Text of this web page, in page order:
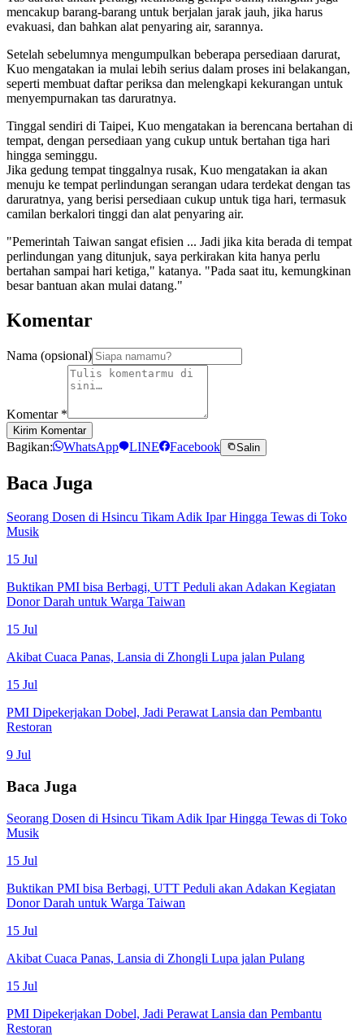
mencakup barang-barang untuk berjalan jarak jauh, jika harus
evakuasi, dan bahkan alat penyaring air, sarannya.
Setelah sebelumnya mengumpulkan beberapa persediaan darurat,
Kuo mengatakan ia mulai lebih serius dalam proses ini belakangan,
seperti membuat daftar periksa dan melengkapi kekurangan untuk
menyempurnakan tas daruratnya.
Tinggal sendiri di Taipei, Kuo mengatakan ia berencana bertahan di
tempat, dengan persediaan yang cukup untuk bertahan tiga hari
hingga seminggu.
Jika gedung tempat tinggalnya rusak, Kuo mengatakan ia akan
menuju ke tempat perlindungan serangan udara terdekat dengan tas
daruratnya, yang berisi persediaan cukup untuk tiga hari, termasuk
camilan berkalori tinggi dan alat penyaring air.
"Pemerintah Taiwan sangat efisien ... Jadi jika kita berada di tempat
perlindungan yang ditunjuk, saya perkirakan kita hanya perlu
bertahan sampai hari ketiga," katanya. "Pada saat itu, kemungkinan
besar bantuan akan mulai datang."
Komentar
Nama (opsional)
Komentar *
Kirim Komentar
Bagikan: WhatsApp LINE Facebook Salin
Baca Juga
Seorang Dosen di Hsincu Tikam Adik Ipar Hingga Tewas di Toko
Musik
15 Jul
Buktikan PMI bisa Berbagi, UTT Peduli akan Adakan Kegiatan
Donor Darah untuk Warga Taiwan
15 Jul
Akibat Cuaca Panas, Lansia di Zhongli Lupa jalan Pulang
15 Jul
PMI Dipekerjakan Dobel, Jadi Perawat Lansia dan Pembantu
Restoran
9 Jul
Baca Juga
Seorang Dosen di Hsincu Tikam Adik Ipar Hingga Tewas di Toko
Musik
15 Jul
Buktikan PMI bisa Berbagi, UTT Peduli akan Adakan Kegiatan
Donor Darah untuk Warga Taiwan
15 Jul
Akibat Cuaca Panas, Lansia di Zhongli Lupa jalan Pulang
15 Jul
PMI Dipekerjakan Dobel, Jadi Perawat Lansia dan Pembantu
Restoran